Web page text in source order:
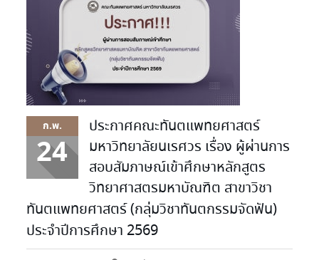
ก.พ.
24
ประกาศคณะทันตแพทยศาสตร์
มหาวิทยาลัยนเรศวร เรื่อง ผู้ผ่านการ
สอบสัมภาษณ์เข้าศึกษาหลักสูตร
วิทยาศาสตรมหาบัณฑิต สาขาวิชา
ทันตแพทยศาสตร์ (กลุ่มวิชาทันตกรรมจัดฟัน)
ประจำปีการศึกษา 2569